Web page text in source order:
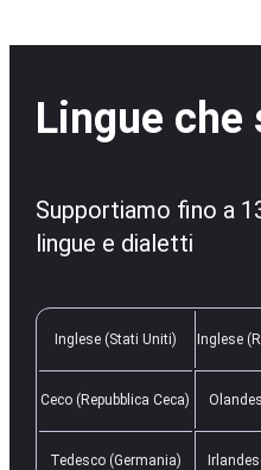
Lingue
Supportiamo fino a
lingue e dialetti
Inglese (Stati Uniti) Inglese
Ceco (Repubblica Ceca)
Tedesco (Germania)